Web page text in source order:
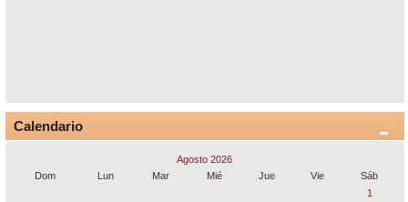
Calendario
Agosto 2026
Dom
Lun Mar Mié Jue Vie
Sáb
1